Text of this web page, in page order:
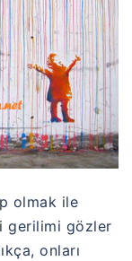
olmak ile
gerilimi gözler
onları